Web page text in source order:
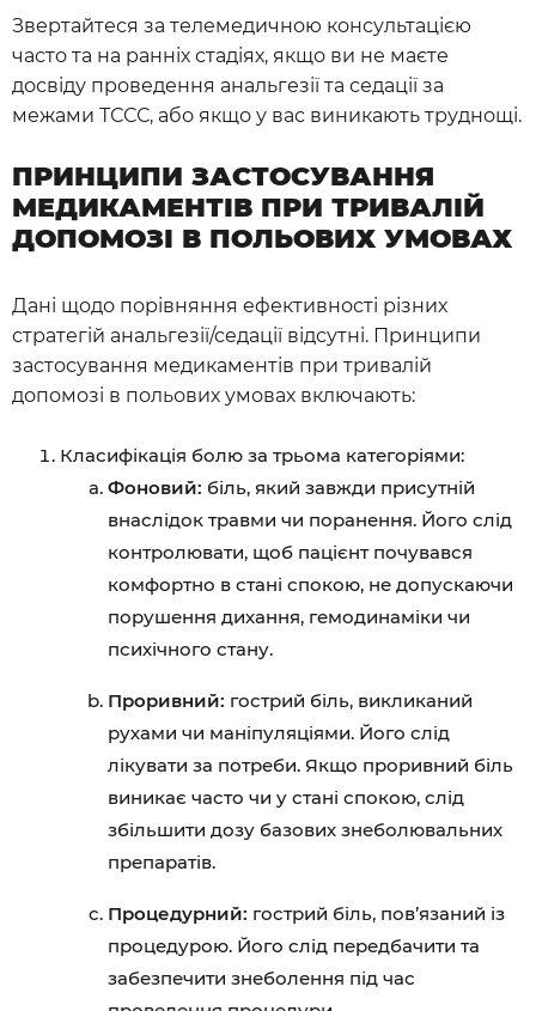
Звертайтеся за телемедичною консультацією
часто та на ранніх стадіях, якщо ви не маєте
досвіду проведення анальгезії та седації за
межами ТССС, або якщо у вас виникають труднощі.
ПРИНЦИПИ ЗАСТОСУВАННЯ
МЕДИКАМЕНТІВ ПРИ ТРИВАЛІЙ
ДОПОМОЗІ В ПОЛЬОВИХ УМОВАХ
Дані щодо порівняння ефективності різних
стратегій анальгезії/седації відсутні. Принципи
застосування медикаментів при тривалій
допомозі в польових умовах включають:
Класифікація болю за трьома категоріями:
Фоновий: біль, який завжди присутній
внаслідок травми чи поранення. Його слід
контролювати, щоб пацієнт почувався
комфортно в стані спокою, не допускаючи
порушення дихання, гемодинаміки чи
психічного стану.
Проривний: гострий біль, викликаний
рухами чи маніпуляціями. Його слід
лікувати за потреби. Якщо проривний біль
виникає часто чи у стані спокою, слід
збільшити дозу базових знеболювальних
препаратів.
Процедурний: гострий біль, пов’язаний із
процедурою. Його слід передбачити та
забезпечити знеболення під час